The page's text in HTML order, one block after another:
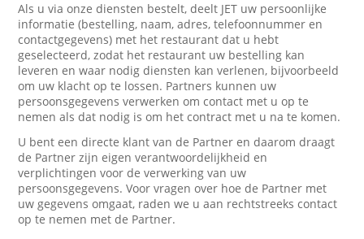
Als u via onze diensten bestelt, deelt JET uw persoonlijke
informatie (bestelling, naam, adres, telefoonnummer en
contactgegevens) met het restaurant dat u hebt
geselecteerd, zodat het restaurant uw bestelling kan
leveren en waar nodig diensten kan verlenen, bijvoorbeeld
om uw klacht op te lossen. Partners kunnen uw
persoonsgegevens verwerken om contact met u op te
nemen als dat nodig is om het contract met u na te komen.
U bent een directe klant van de Partner en daarom draagt
de Partner zijn eigen verantwoordelijkheid en
verplichtingen voor de verwerking van uw
persoonsgegevens. Voor vragen over hoe de Partner met
uw gegevens omgaat, raden we u aan rechtstreeks contact
op te nemen met de Partner.